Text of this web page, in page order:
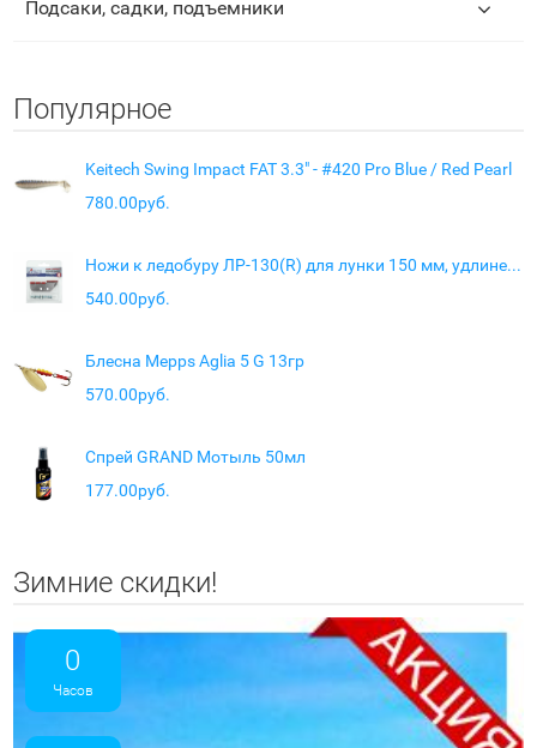
Подсаки, садки, подъемники
Популярное
Keitech Swing Impact FAT 3.3" - #420 Pro Blue / Red Pearl
780.00руб.
Ножи к ледобуру ЛР-130(R) для лунки 150 мм, удлиненные
540.00руб.
Блесна Mepps Aglia 5 G 13гр
570.00руб.
Спрей GRAND Мотыль 50мл
177.00руб.
Зимние скидки!
0
Часов